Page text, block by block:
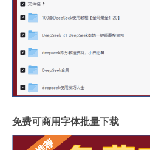
免费可商用字体批量下载